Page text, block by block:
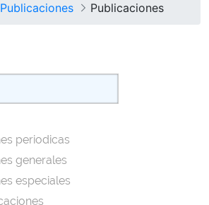
Publicaciones Publicaciones